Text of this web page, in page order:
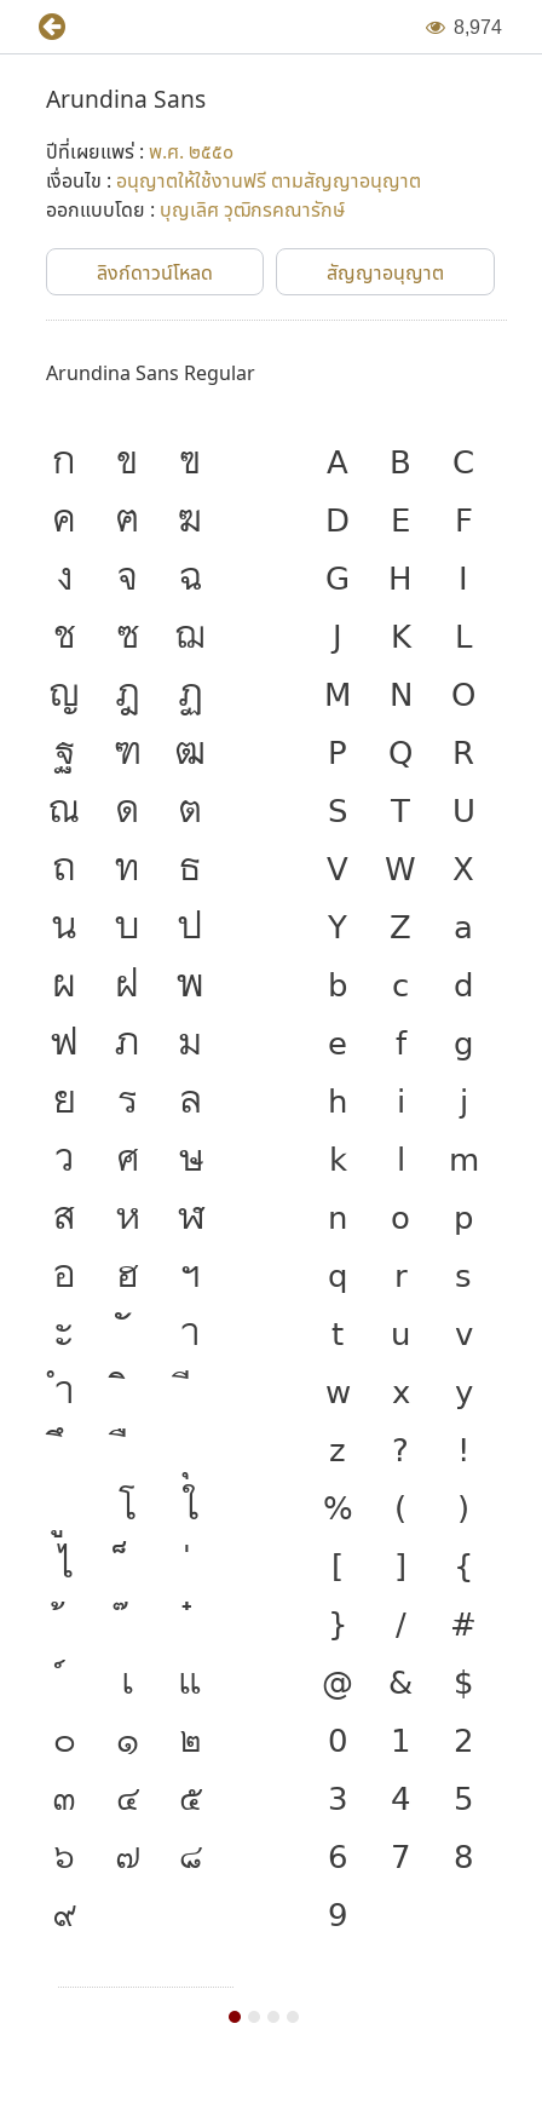
8,974
Arundina Sans
ปีที่เผยแพร่ : พ.ศ. ๒๕๕๐
เงื่อนไข : อนุญาตให้ใช้งานฟรี ตามสัญญาอนุญาต
ออกแบบโดย : บุญเลิศ วุฒิกรคณารักษ์
ลิงก์ดาวน์โหลด สัญญาอนุญาต
Arundina Sans Regular
ก ข
ฃ
ค
ฅ
ฆ
ง
จ
ฉ
ช
ซ ฌ
ญ ฎ
ฏ
ฐ
ฑ ฒ
ณ ด
ต
ถ
ท
ธ
น
บ
ป
ผ
ฝ
พ
ฟ
ภ
ม
ย
ร
ล
ว
ศ
ษ
ส
ห
ฬ
อ
ฮ
ฯ
ะ
า
ำ
โ
ใ
ไ
เ
แ
๐
๑
๒
๓
๔
๕
๖
๗
๘
๙
A B
C
D
E
F
G
H
I
J
K
L
M
N
O
P
Q
R
S
T
U
V W X
Y
Z
a
b
c
d
e
f
g
h
i
j
k
l
m
n
o
p
q
r
s
t
u
v
w
x
y
z
?
!
%
(
)
[
]
{
}
/
#
@ &
$
0
1
2
3
4
5
6
7
8
9